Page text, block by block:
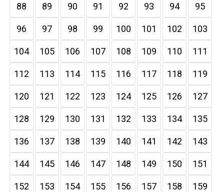
88 89 90 91 92 93 94 95
96 97 98 99 100 101 102 103
104 105 106 107 108 109 110 111
112 113 114 115 116 117 118 119
120 121 122 123 124 125 126 127
128 129 130 131 132 133 134 135
136 137 138 139 140 141 142 143
144 145 146 147 148 149 150 151
152 153 154 155 156 157 158 159